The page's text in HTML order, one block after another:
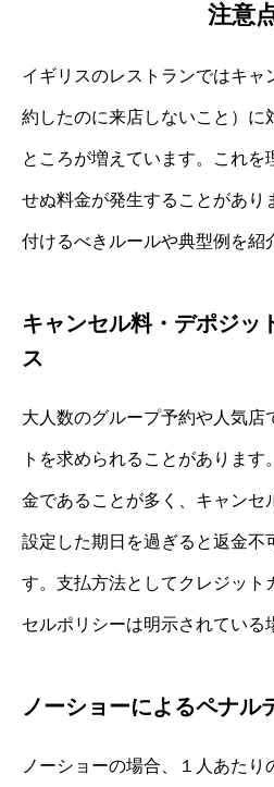
注意
イギリスのレストランではキャ
約したのに来店しないこと）に
ところが増えています。これを
せぬ料金が発生することがあり
付けるべきルールや典型例を紹
キャンセル料・デポジッ
ス
大人数のグループ予約や人気店
トを求められることがありま
金であることが多く、キャンセ
設定した期日を過ぎると返金不
す。支払方法としてクレジット
セルポリシーは明示されている
ノーショーによるペナル
ノーショーの場合、１人あたり